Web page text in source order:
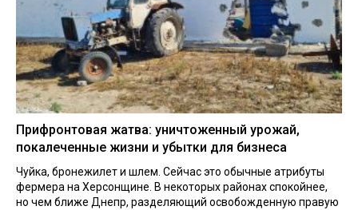
Прифронтовая жатва: уничтоженный урожай,
покалеченные жизни и убытки для бизнеса
Чуйка, бронежилет и шлем. Сейчас это обычные атрибуты
фермера на Херсонщине. В некоторых районах спокойнее,
но чем ближе Днепр, разделяющий освобожденную правую